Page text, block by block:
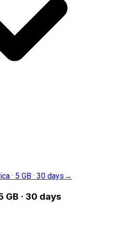
· 5 GB · 30 days →
GB · 30 days